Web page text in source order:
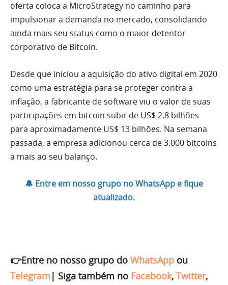
oferta coloca a MicroStrategy no caminho para
impulsionar a demanda no mercado, consolidando
ainda mais seu status como o maior detentor
corporativo de Bitcoin.
Desde que iniciou a aquisição do ativo digital em 2020
como uma estratégia para se proteger contra a
inflação, a fabricante de software viu o valor de suas
participações em bitcoin subir de US$ 2.8 bilhões
para aproximadamente US$ 13 bilhões. Na semana
passada, a empresa adicionou cerca de 3.000 bitcoins
a mais ao seu balanço.
🔔 Entre em nosso grupo no WhatsApp e fique
atualizado.
👉Entre no nosso grupo do WhatsApp ou
Telegram | Siga também no Facebook, Twitter,